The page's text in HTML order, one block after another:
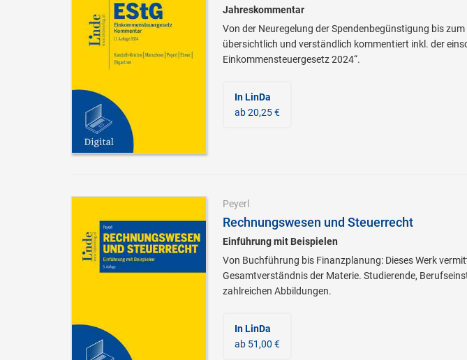
Jahreskommentar
Von der Neuregelung der Spendenbegünstigung bis
übersichtlich und verständlich kommentiert inkl. der
Einkommensteuergesetz 2024“.
In LinDa
ab 20,25 €
Peyerl
Rechnungswesen und Steuerrecht
Einführung mit Beispielen
Von Buchführung bis Finanzplanung: Dieses Werk
Gesamtverständnis der Materie. Studierende,
zahlreichen Abbildungen.
In LinDa
ab 51,00 €